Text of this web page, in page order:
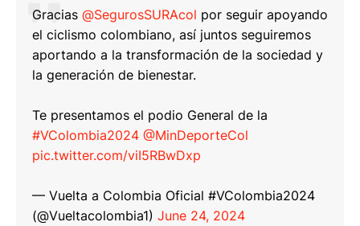
Gracias @SegurosSURAcol por seguir apoyando
el ciclismo colombiano, así juntos seguiremos
aportando a la transformación de la sociedad y
la generación de bienestar.
Te presentamos el podio General de la
#VColombia2024 @MinDeporteCol
pic.twitter.com/viI5RBwDxp
— Vuelta a Colombia Oficial #VColombia2024
(@Vueltacolombia1) June 24, 2024